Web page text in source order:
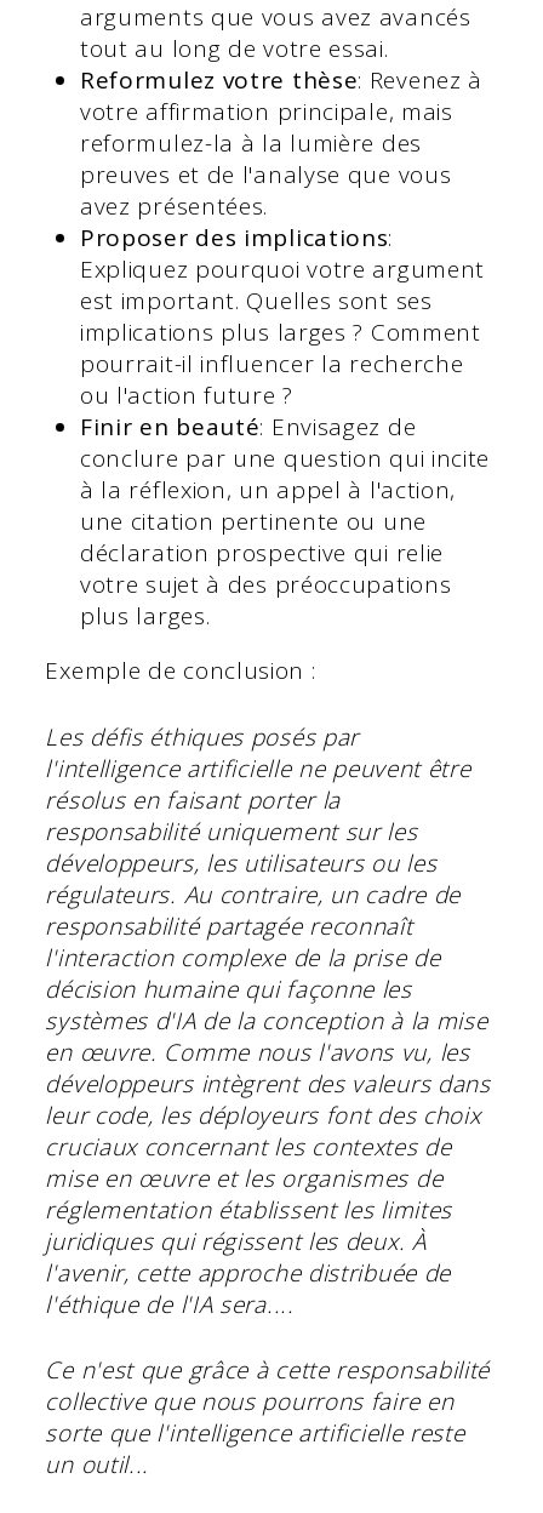
arguments que vous avez avancés
tout au long de votre essai.
Reformulez votre thèse: Revenez à
votre affirmation principale, mais
reformulez-la à la lumière des
preuves et de l'analyse que vous
avez présentées.
Proposer des implications:
Expliquez pourquoi votre argument
est important. Quelles sont ses
implications plus larges ? Comment
pourrait-il influencer la recherche
ou l'action future ?
Finir en beauté: Envisagez de
conclure par une question qui incite
à la réflexion, un appel à l'action,
une citation pertinente ou une
déclaration prospective qui relie
votre sujet à des préoccupations
plus larges.
Exemple de conclusion :
Les défis éthiques posés par
l'intelligence artificielle ne peuvent être
résolus en faisant porter la
responsabilité uniquement sur les
développeurs, les utilisateurs ou les
régulateurs. Au contraire, un cadre de
responsabilité partagée reconnaît
l'interaction complexe de la prise de
décision humaine qui façonne les
systèmes d'IA de la conception à la mise
en œuvre. Comme nous l'avons vu, les
développeurs intègrent des valeurs dans
leur code, les déployeurs font des choix
cruciaux concernant les contextes de
mise en œuvre et les organismes de
réglementation établissent les limites
juridiques qui régissent les deux. À
l'avenir, cette approche distribuée de
l'éthique de l'IA sera....
Ce n'est que grâce à cette responsabilité
collective que nous pourrons faire en
sorte que l'intelligence artificielle reste
un outil...